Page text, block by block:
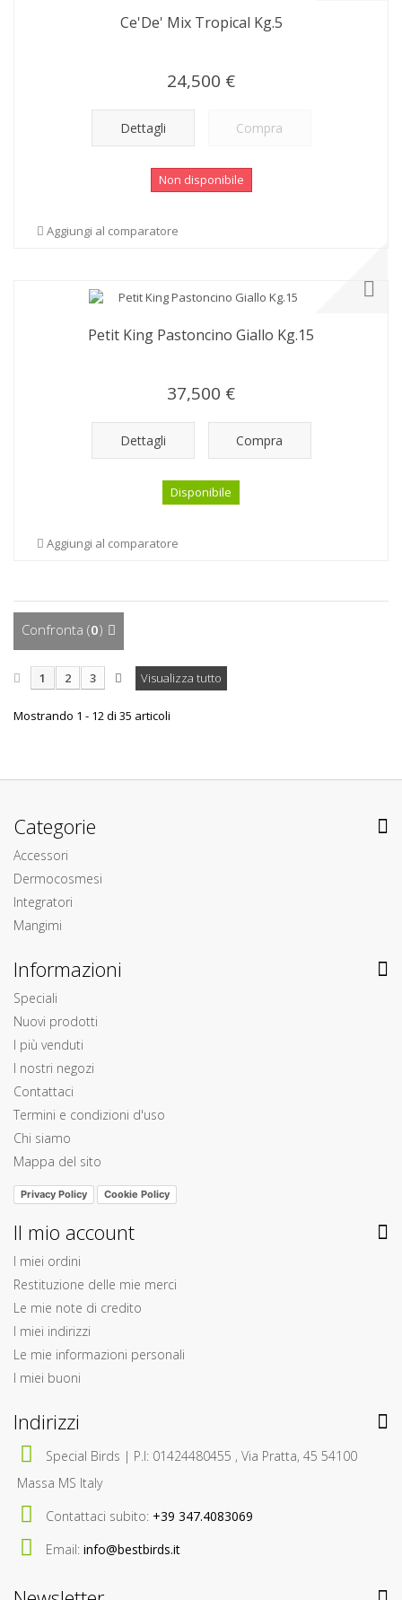
Ce'De' Mix Tropical Kg.5
24,500 €
Dettagli Compra
Non disponibile
Aggiungi al comparatore
Petit King Pastoncino Giallo Kg.15
37,500 €
Dettagli Compra
Disponibile
Aggiungi al comparatore
Confronta (0)
Visualizza tutto
1 2 3
Mostrando 1 - 12 di 35 articoli
Categorie
Accessori
Dermocosmesi
Integratori
Mangimi
Informazioni
Speciali
Nuovi prodotti
I più venduti
I nostri negozi
Contattaci
Termini e condizioni d'uso
Chi siamo
Mappa del sito
Privacy Policy Cookie Policy
Il mio account
I miei ordini
Restituzione delle mie merci
Le mie note di credito
I miei indirizzi
Le mie informazioni personali
I miei buoni
Indirizzi
Special Birds | P.I: 01424480455 , Via Pratta, 45 54100
Massa MS Italy
Contattaci subito: +39 347.4083069
Email: info@bestbirds.it